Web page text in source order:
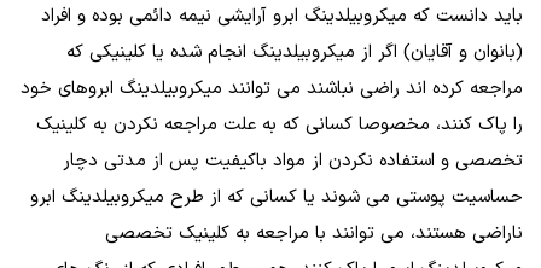
باید دانست که میکروبیلدینگ ابرو آرایشی نیمه دائمی بوده و افراد
(بانوان و آقایان) اگر از میکروبیلدینگ انجام شده یا کلینیکی که
مراجعه کرده اند راضی نباشند می توانند میکروبیلدینگ ابروهای خود
را پاک کنند، مخصوصا کسانی که به علت مراجعه نکردن به کلینیک
تخصصی و استفاده نکردن از مواد باکیفیت پس از مدتی دچار
حساسیت پوستی می شوند یا کسانی که از طرح میکروبیلدینگ ابرو
ناراضی هستند، می توانند با مراجعه به کلینیک تخصصی